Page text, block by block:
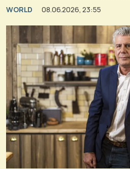
WORLD 08.06.2026, 23:55